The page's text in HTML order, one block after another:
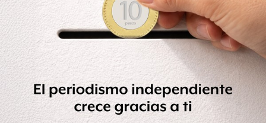
La crisis en n
13 millones de personas necesitan asistencia
humanitaria.
Más de 4 millones de desplazados.
Más de 7 millones sufren inseguridad alimentaria.
2 millones de niños en riesgo de morir de hambre,
representan el 12% de los casos de todo el mundo.